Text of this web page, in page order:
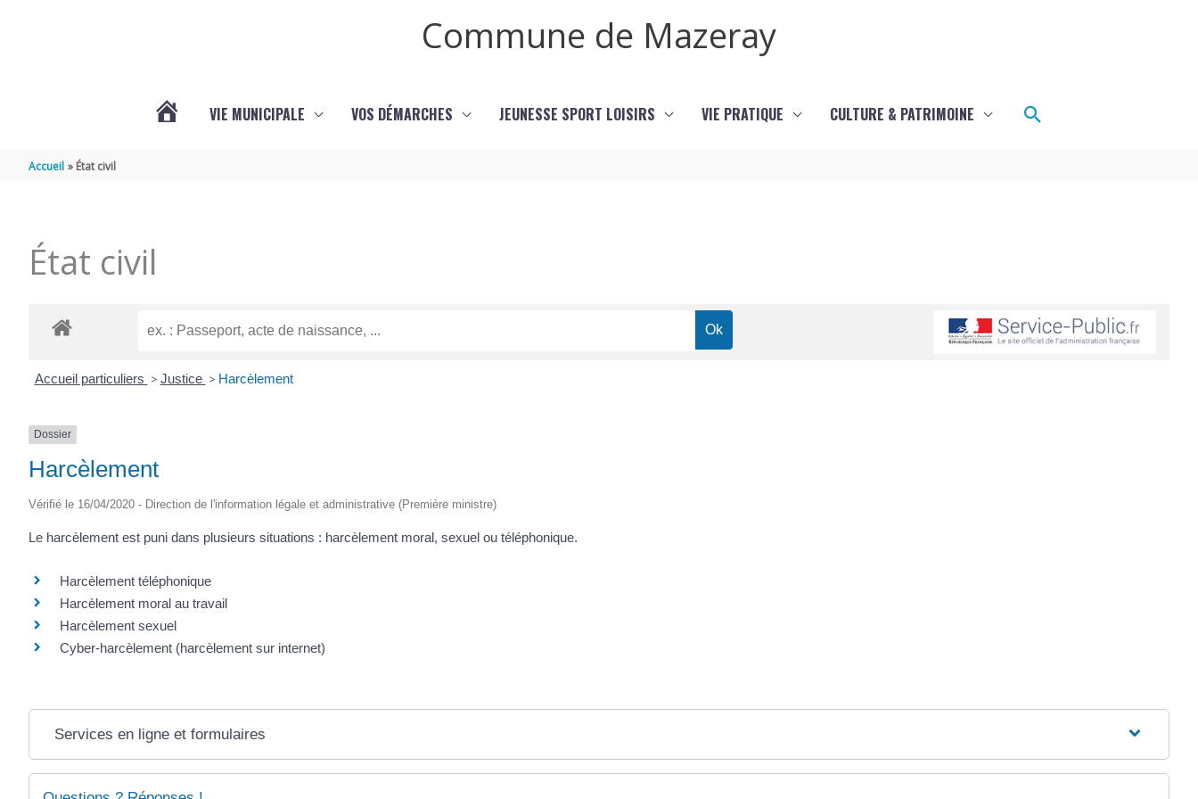
Commune de Mazeray
MAZERAY
VIE MUNICIPALE VOS DÉMARCHES JEUNESSE SPORT LOISIRS VIE PRATIQUE CULTURE & PATRIMOINE Rechercher
Accueil État civil
État civil
Accueil particuliers > Justice > Harcèlement
Dossier
Harcèlement
Vérifié le 16/04/2020 - Direction de l'information légale et administrative (Première ministre)
Le harcèlement est puni dans plusieurs situations : harcèlement moral, sexuel ou téléphonique.
Harcèlement téléphonique
Harcèlement moral au travail
Harcèlement sexuel
Cyber-harcèlement (harcèlement sur internet)
Services en ligne et formulaires